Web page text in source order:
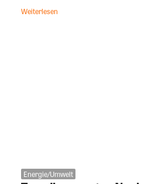
Weiterlesen
Energie/Umwelt